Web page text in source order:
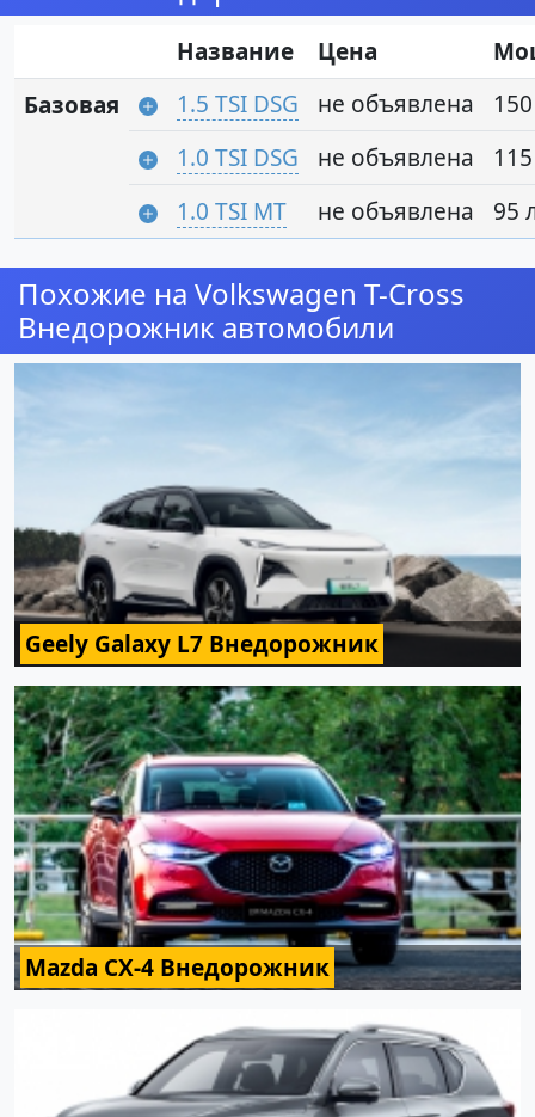
Название Цена
Базовая
1.5 TSI DSG не объявлена
1.0 TSI DSG
не объявлена
1.0 TSI MT
не объявлена 95
Похожие на Volkswagen T-Cross
Внедорожник автомобили
Geely Galaxy L7 Внедорожник
Mazda CX-4 Внедорожник